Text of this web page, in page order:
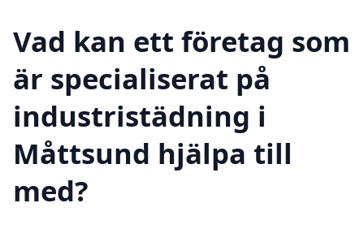
Vad kan ett företag som
är specialiserat på
industristädning i
Måttsund hjälpa till
med?